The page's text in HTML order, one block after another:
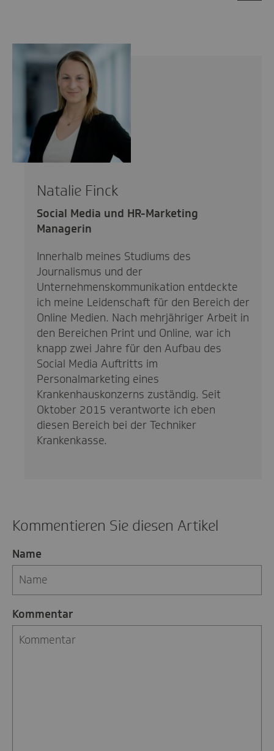
Natalie Finck
Social Media und HR-Marketing
Managerin
Innerhalb meines Studiums des
Journalismus und der
Unternehmenskommunikation entdeckte
ich meine Leidenschaft für den Bereich der
Online Medien. Nach mehrjähriger Arbeit in
den Bereichen Print und Online, war ich
knapp zwei Jahre für den Aufbau des
Social Media Auftritts im
Personalmarketing eines
Krankenhauskonzerns zuständig. Seit
Oktober 2015 verantworte ich eben
diesen Bereich bei der Techniker
Krankenkasse.
Kommentieren Sie diesen Artikel
Name
Kommentar